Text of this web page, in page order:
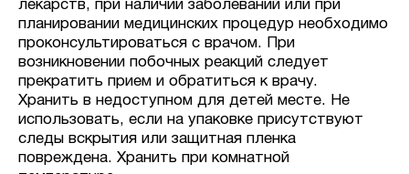
лекарств, при наличии заболеваний или при
планировании медицинских процедур необходимо
проконсультироваться с врачом. При
возникновении побочных реакций следует
прекратить прием и обратиться к врачу.
Хранить в недоступном для детей месте. Не
использовать, если на упаковке присутствуют
следы вскрытия или защитная пленка
повреждена. Хранить при комнатной